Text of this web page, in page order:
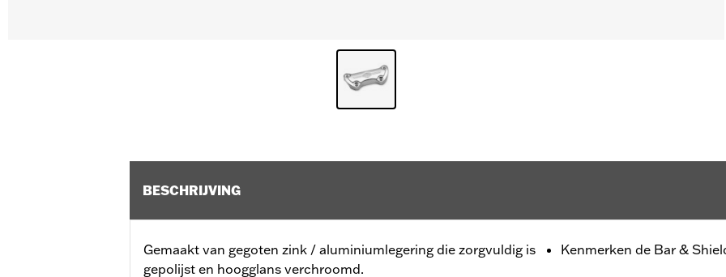
BESCHRIJVING
Gemaakt van gegoten zink / aluminiumlegering die zorgvuldig is
gepolijst en hoogglans verchroomd.
Kenmerken de Bar &